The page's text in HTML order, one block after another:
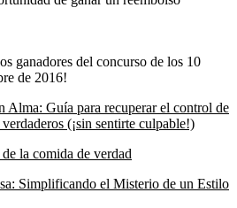
ganadores del concurso de los 10
de 2016!
Alma: Guía para recuperar el control de
(¡sin sentirte culpable!)
la comida de verdad
Simplificando el Misterio de un Estilo